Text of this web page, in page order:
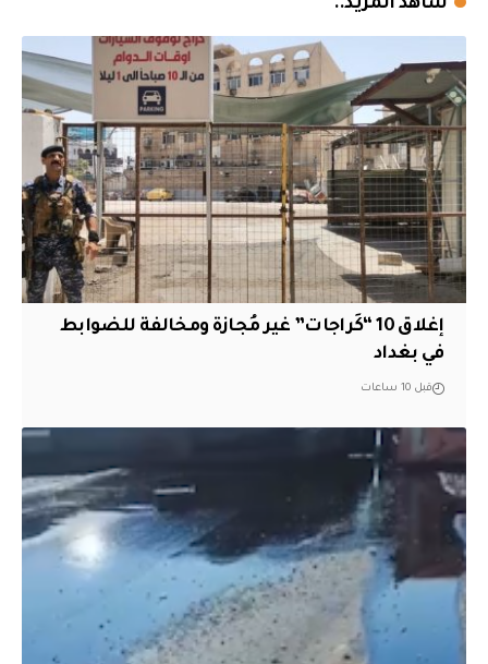
شاهد المزيد..
إغلاق 10 “كَراجات” غير مُجازة ومخالفة للضوابط
في بغداد
قبل 10 ساعات